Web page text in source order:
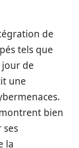
de
tels que
jour de
une
bien
ses
la